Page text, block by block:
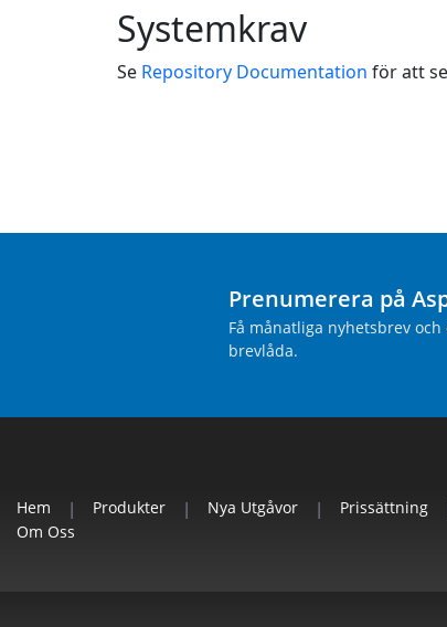
Systemkrav
Se Repository Documentation för att
Prenumerera på
Få månatliga nyhetsbrev
brevlåda.
Hem | Produkter | Nya Utgåvor | Prissättning
Om Oss